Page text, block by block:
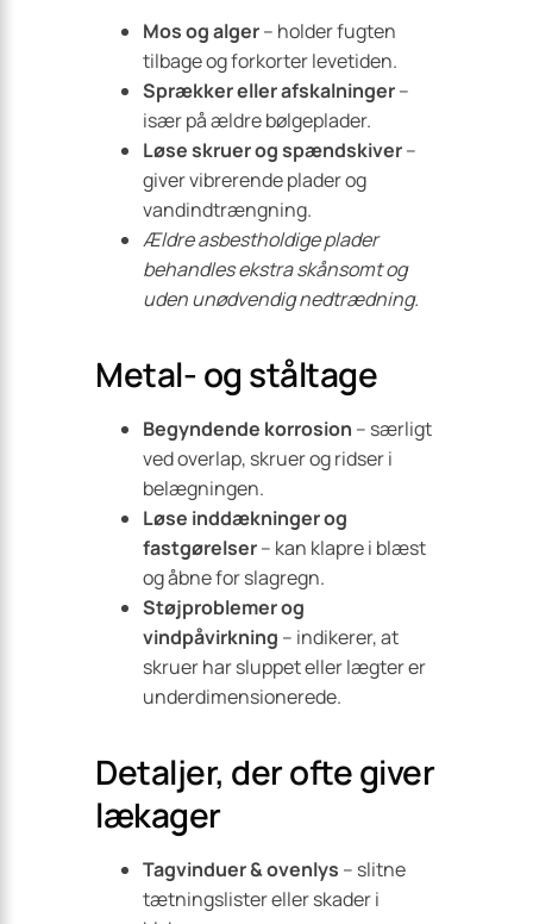
Mos og alger– holder fugten
tilbage og forkorter levetiden.
Sprækker eller afskalninger–
især på ældre bølgeplader.
Løse skruer og spændskiver–
giver vibrerende plader og
vandindtrængning.
Ældre asbestholdige plader
behandles ekstra skånsomt og
uden unødvendig nedtrædning.
Metal- og ståltage
Begyndende korrosion – særligt
ved overlap, skruer og ridser i
belægningen.
Løse inddækninger og
fastgørelser– kan klapre i blæst
og åbne for slagregn.
Støjproblemer og
vindpåvirkning – indikerer, at
skruer har sluppet eller lægter er
underdimensionerede.
Detaljer, der ofte giver
lækager
Tagvinduer & ovenlys – slitne
tætningslister eller skader i